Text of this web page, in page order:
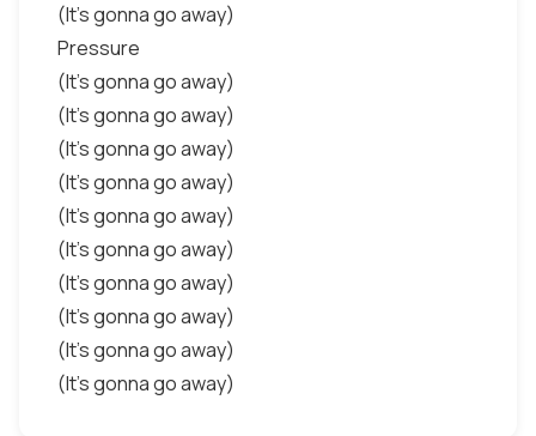
(It's gonna go away)
Pressure
(It's gonna go away)
(It's gonna go away)
(It's gonna go away)
(It's gonna go away)
(It's gonna go away)
(It's gonna go away)
(It's gonna go away)
(It's gonna go away)
(It's gonna go away)
(It's gonna go away)